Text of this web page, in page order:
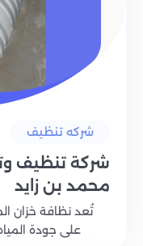
شركه تنظيف
شركة تنظيف
محمد بن زايد
تُعد نظافة خزان
على جودة